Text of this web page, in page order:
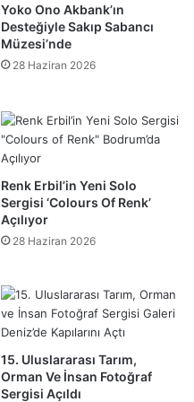
Yoko Ono Akbank’ın
Desteğiyle Sakıp Sabancı
Müzesi’nde
28 Haziran 2026
Renk Erbil’in Yeni Solo
Sergisi ‘Colours Of Renk’
Açılıyor
28 Haziran 2026
15. Uluslararası Tarım,
Orman Ve İnsan Fotoğraf
Sergisi Açıldı